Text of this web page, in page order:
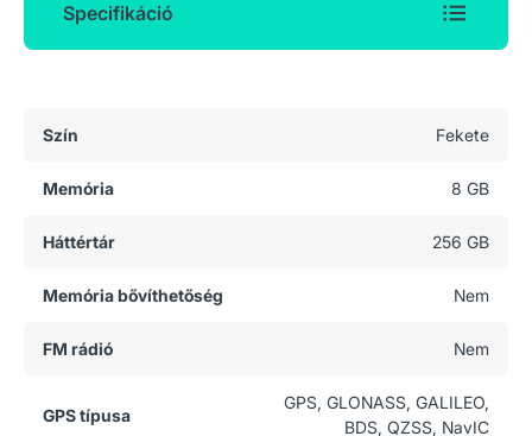
Specifikáció
Szín Fekete
Memória 8 GB
Háttértár 256 GB
Memória bővíthetőség Nem
FM rádió Nem
GPS típusa
GPS, GLONASS, GALILEO,
BDS, QZSS, NavIC